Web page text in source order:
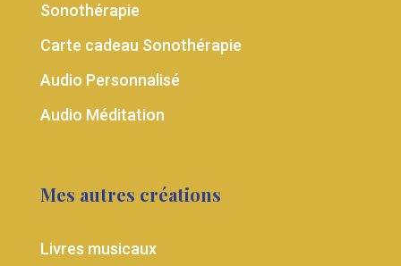
Sonothérapie
Carte cadeau Sonothérapie
Audio Personnalisé
Audio Méditation
Mes autres créations
Livres musicaux